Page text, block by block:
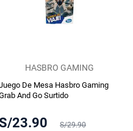
HASBRO GAMING
De Mesa Hasbro Gaming
And Go Surtido
23.90 S/29.90